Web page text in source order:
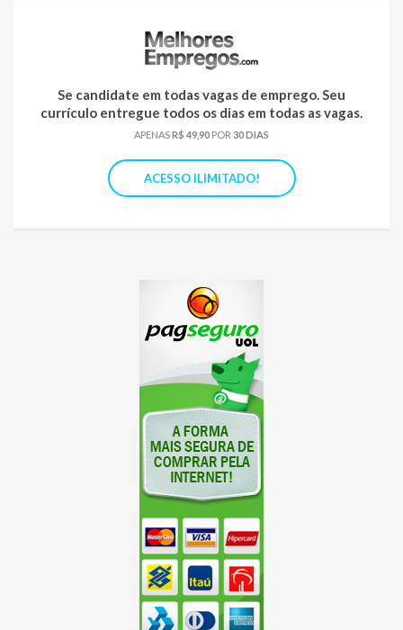
Se candidate em todas vagas de emprego. Seu
currículo entregue todos os dias em todas as vagas.
APENASR$ 49,90 POR 30 DIAS
ACESSO ILIMITADO!